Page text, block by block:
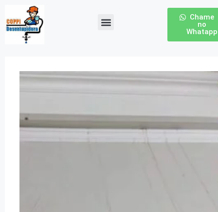
Chame
no
Whatapp